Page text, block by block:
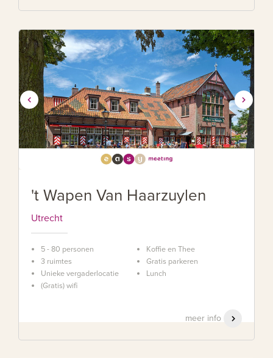
't Wapen Van Haarzuylen
Utrecht
5 - 80 personen
3 ruimtes
Unieke vergaderlocatie
(Gratis) wifi
Koffie en Thee
Gratis parkeren
Lunch
meer info